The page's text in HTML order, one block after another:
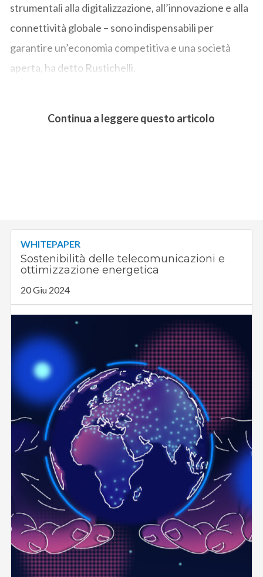
strumentali alla digitalizzazione, all’innovazione e alla
connettività globale – sono indispensabili per
garantire un’economia competitiva e una società
aperta, ha detto Rustichelli.
Continua a leggere questo articolo
WHITEPAPER
Sostenibilità delle telecomunicazioni e
ottimizzazione energetica
20 Giu 2024